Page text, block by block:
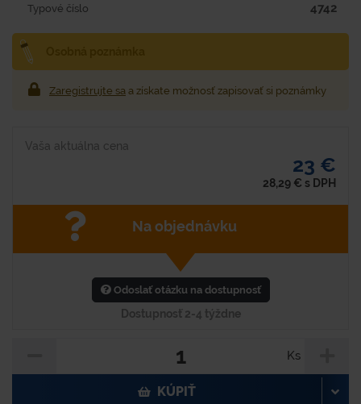
Typové číslo 4742
Zaregistrujte sa a získate možnosť zapisovať si poznámky
Vaša aktuálna cena
23 €
28,29 € s DPH
Na objednávku
Odoslať otázku na dostupnosť
Dostupnosť 2-4 týždne
Ks
KÚPIŤ